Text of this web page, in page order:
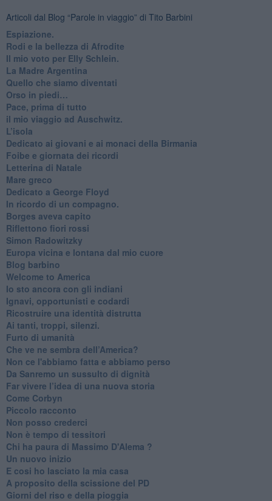
Articoli dal Blog “Parole in viaggio” di Tito Barbini
Espiazione.
Rodi e la bellezza di Afrodite
​Il mio voto per Elly Schlein.
​La Madre Argentina
Quello che siamo diventati
Orso in piedi…
​Pace, prima di tutto
​il mio viaggio ad Auschwitz.
​L’isola
Dedicato ai giovani e ai monaci della Birmania
​Foibe e giornata dei ricordi
Letterina di Natale
Mare greco
​Dedicato a George Floyd
​In ricordo di un compagno.
Borges aveva capito
Riflettono fiori rossi
Simon Radowitzky
Europa vicina e lontana dal mio cuore
Blog barbino
Welcome to America
​Io sto ancora con gli indiani
​Ignavi, opportunisti e codardi
Ricostruire una identità distrutta
Ai tanti, troppi, silenzi.
​Furto di umanità
​Che ve ne sembra dell’America?
Non ce l'abbiamo fatta e abbiamo perso
​Da Sanremo un sussulto di dignità
Far vivere l’idea di una nuova storia
Come Corbyn
Piccolo racconto
Non posso crederci
Non è tempo di tessitori
Chi ha paura di Massimo D'Alema ?
Un nuovo inizio
​E cosi ho lasciato la mia casa
A proposito della scissione del PD
​Giorni del riso e della pioggia